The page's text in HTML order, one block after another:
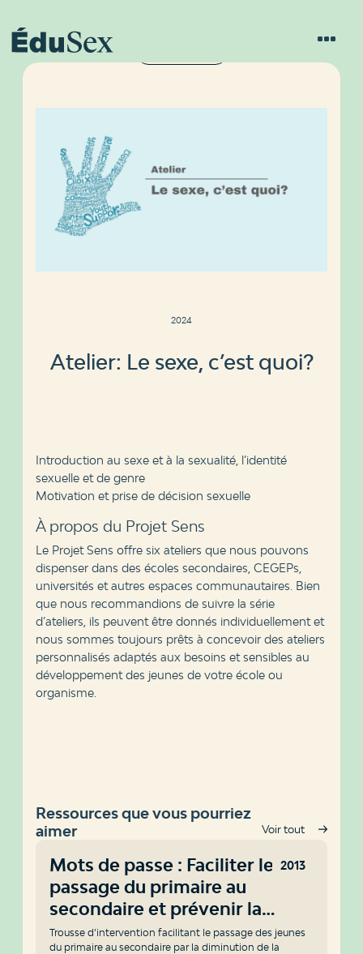
2024
Atelier: Le sexe, c’est quoi?
Introduction au sexe et à la sexualité, l’identité
sexuelle et de genre
Motivation et prise de décision sexuelle
À propos du Projet Sens
Le Projet Sens offre six ateliers que nous pouvons
dispenser dans des écoles secondaires, CEGEPs,
universités et autres espaces communautaires. Bien
que nous recommandions de suivre la série
d’ateliers, ils peuvent être donnés individuellement et
nous sommes toujours prêts à concevoir des ateliers
personnalisés adaptés aux besoins et sensibles au
développement des jeunes de votre école ou
organisme.
Ressources que vous pourriez
aimer
Voir tout
2013
Mots de passe : Faciliter le
passage du primaire au
secondaire et prévenir la
violence de genre
Trousse d’intervention facilitant le passage des jeunes
du primaire au secondaire par la diminution de la